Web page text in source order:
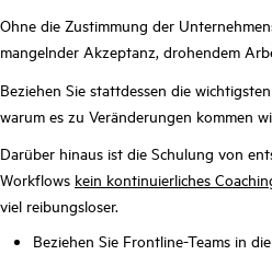
Ohne die Zustimmung der
mangelnder Akzeptanz, drohendem
Beziehen Sie stattdessen die
warum es zu Veränderungen kommen
Darüber hinaus ist die Schulung von
Workflows kein kontinuierliches
viel reibungsloser.
Beziehen Sie Frontline-Teams in